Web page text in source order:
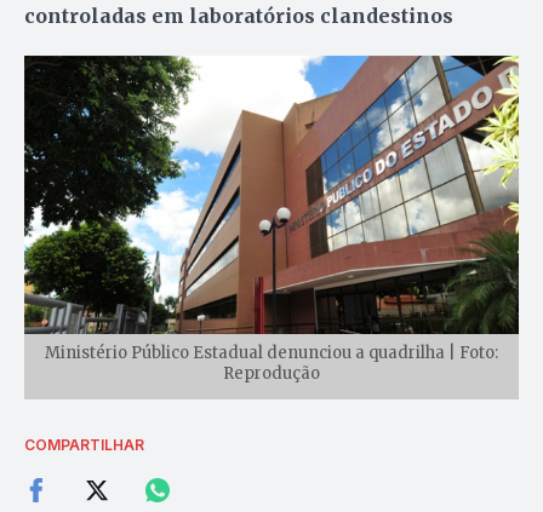
controladas em laboratórios clandestinos
Ministério Público Estadual denunciou a quadrilha | Foto:
Reprodução
COMPARTILHAR